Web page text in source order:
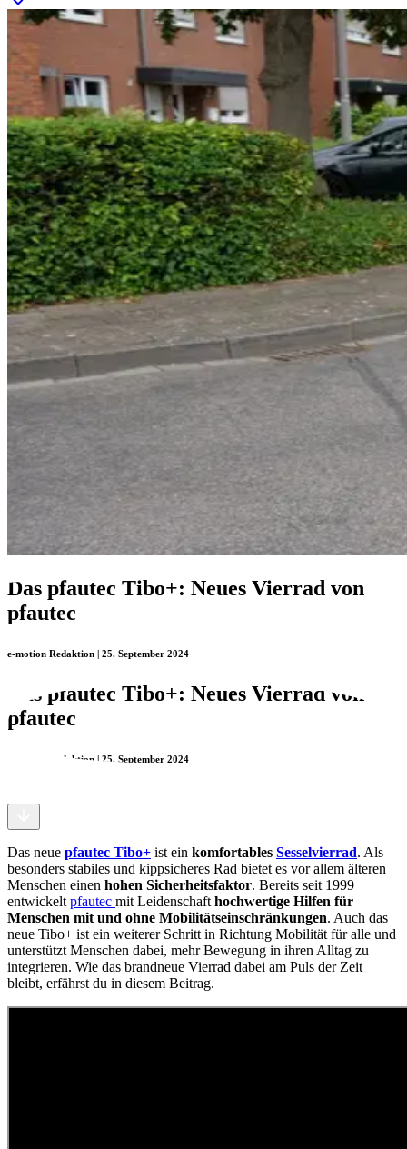
Das pfautec Tibo+: Neues Vierrad von
pfautec
e-motion Redaktion | 25. September 2024
Das pfautec Tibo+: Neues Vierrad von
pfautec
e-motion Redaktion | 25. September 2024
Das neue pfautec Tibo+ ist ein komfortables Sesselvierrad. Als
besonders stabiles und kippsicheres Rad bietet es vor allem älteren
Menschen einen hohen Sicherheitsfaktor. Bereits seit 1999
entwickelt pfautec mit Leidenschaft hochwertige Hilfen für
Menschen mit und ohne Mobilitätseinschränkungen. Auch das
neue Tibo+ ist ein weiterer Schritt in Richtung Mobilität für alle und
unterstützt Menschen dabei, mehr Bewegung in ihren Alltag zu
integrieren. Wie das brandneue Vierrad dabei am Puls der Zeit
bleibt, erfährst du in diesem Beitrag.